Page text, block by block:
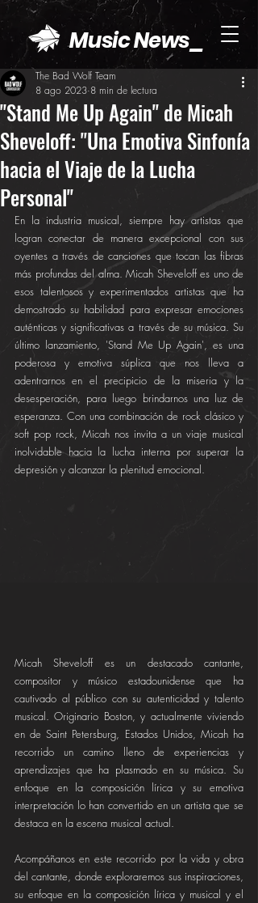
Music News_
"Stand Me Up Again" de Micah
Sheveloff: "Una Emotiva Sinfonía
hacia el Viaje de la Lucha
Personal"
The Bad Wolf Team
8 ago 2023 8 min de lectura
En la industria musical, siempre hay artistas que
logran conectar de manera excepcional con sus
oyentes a través de canciones que tocan las fibras
más profundas del alma. Micah Sheveloff es uno de
esos talentosos y experimentados artistas que ha
demostrado su habilidad para expresar emociones
auténticas y significativas a través de su música. Su
último lanzamiento, 'Stand Me Up Again', es una
poderosa y emotiva súplica que nos lleva a
adentrarnos en el precipicio de la miseria y la
desesperación, para luego brindarnos una luz de
esperanza. Con una combinación de rock clásico y
soft pop rock, Micah nos invita a un viaje musical
inolvidable hacia la lucha interna por superar la
depresión y alcanzar la plenitud emocional.
Micah Sheveloff es un destacado cantante,
compositor y músico estadounidense que ha
cautivado al público con su autenticidad y talento
musical. Originario Boston, y actualmente viviendo
en de Saint Petersburg, Estados Unidos, Micah ha
recorrido un camino lleno de experiencias y
aprendizajes que ha plasmado en su música. Su
enfoque en la composición lírica y su emotiva
interpretación lo han convertido en un artista que se
destaca en la escena musical actual.
Acompáñanos en este recorrido por la vida y obra
del cantante, donde exploraremos sus inspiraciones,
su enfoque en la composición lírica y musical y el